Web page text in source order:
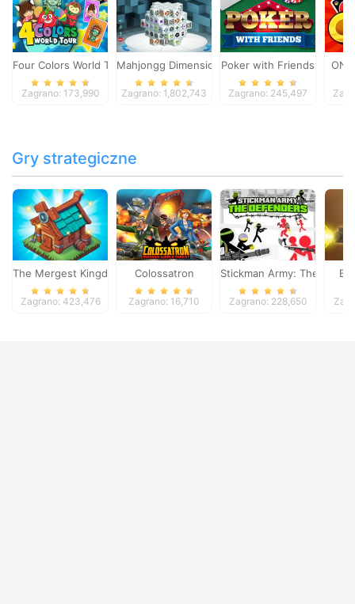
Four Colors World Tour
Zagrano: 173,990
Mahjongg Dimensions
Zagrano: 1,802,743
Poker with Friends
Zagrano: 245,497
Gry strategiczne
The Mergest Kingdom
Zagrano: 423,476
Colossatron
Zagrano: 16,710
Stickman Army: The
Zagrano: 228,650